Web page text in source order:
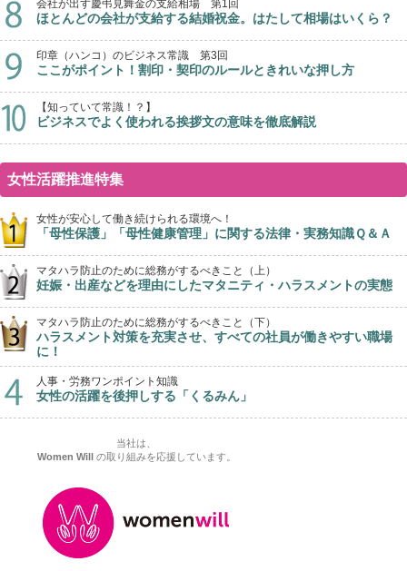
会社が出す慶弔見舞金の支給相場 第1回
ほとんどの会社が支給する結婚祝金。はたして相場はいくら？
印章（ハンコ）のビジネス常識 第3回
ここがポイント！割印・契印のルールときれいな押し方
【知っていて常識！？】
ビジネスでよく使われる挨拶文の意味を徹底解説
女性活躍推進特集
女性が安心して働き続けられる環境へ！
「母性保護」「母性健康管理」に関する法律・実務知識Ｑ＆Ａ
マタハラ防止のために総務がするべきこと（上）
妊娠・出産などを理由にしたマタニティ・ハラスメントの実態
マタハラ防止のために総務がするべきこと（下）
ハラスメント対策を充実させ、すべての社員が働きやすい職場
に！
人事・労務ワンポイント知識
女性の活躍を後押しする「くるみん」
当社は、
Women Will
の取り組みを応援しています。